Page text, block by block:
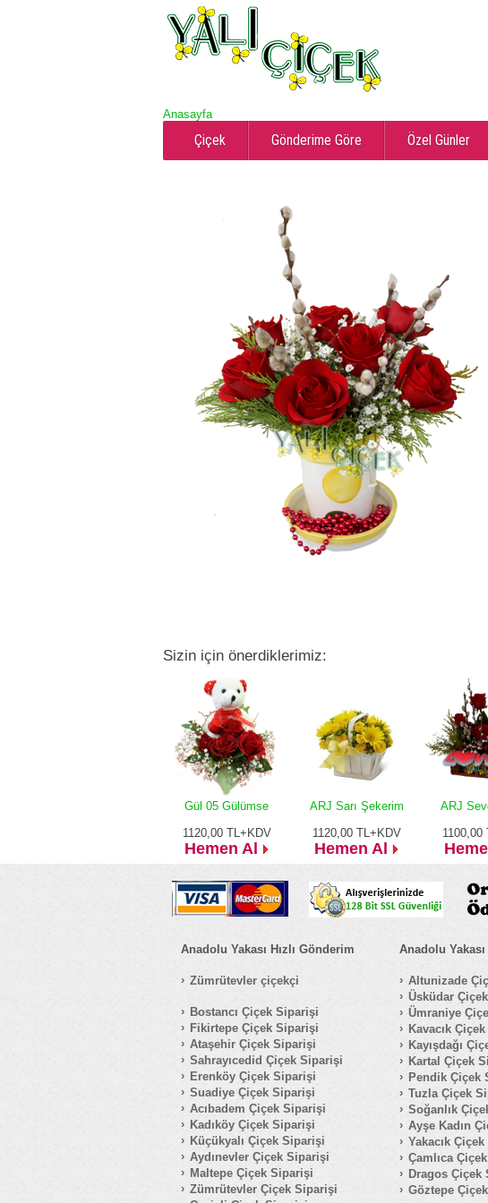
Anasayfa
Çiçek Gönderime Göre Özel Günler
Sizin için önerdiklerimiz:
Gül 05 Gülümse
1120,00 TL+KDV
Hemen Al
ARJ Sarı Şekerim
1120,00 TL+KDV
Hemen Al
ARJ
1100,00
Anadolu Yakası Hızlı Gönderim
Zümrütevler çiçekçi
Bostancı Çiçek Siparişi
Fikirtepe Çiçek Siparişi
Ataşehir Çiçek Siparişi
Sahrayıcedid Çiçek Siparişi
Erenköy Çiçek Siparişi
Suadiye Çiçek Siparişi
Acıbadem Çiçek Siparişi
Kadıköy Çiçek Siparişi
Küçükyalı Çiçek Siparişi
Aydınevler Çiçek Siparişi
Maltepe Çiçek Siparişi
Zümrütevler Çiçek Siparişi
Anadolu
Altunizade
Üsküdar
Ümraniye
Kavacık
Kayışdağı
Kartal Çiçek
Pendik Çiçek
Tuzla Çiçek
Soğanlık
Ayşe Kadın
Yakacık
Çamlıca
Dragos Çiçek
Göztepe